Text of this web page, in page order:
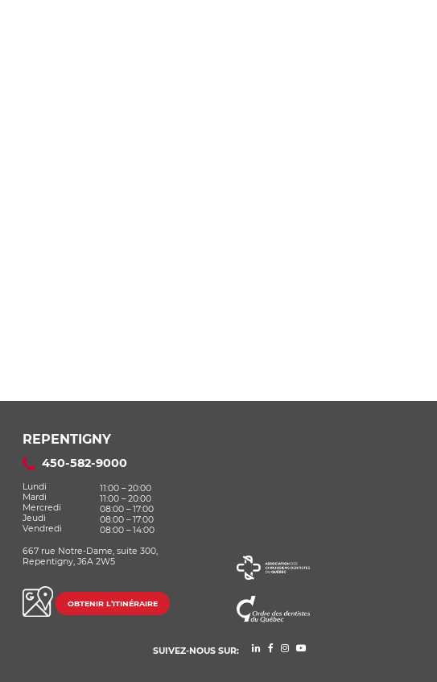
REPENTIGNY
450-582-9000
Lundi
11:00 – 20:00
Mardi
11:00 – 20:00
Mercredi
08:00 – 17:00
Jeudi
08:00 – 17:00
Vendredi
08:00 – 14:00
667 rue Notre-Dame, suite 300,
Repentigny, J6A 2W5
OBTENIR L’ITINÉRAIRE
SUIVEZ-NOUS SUR: